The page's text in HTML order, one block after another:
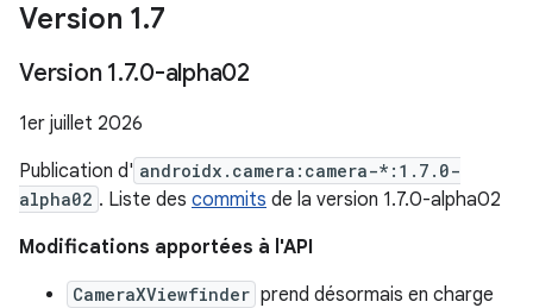
Version 1.7
Version 1.7.0-alpha02
1er juillet 2026
Publication d' androidx.camera:camera-*:1.7.0-
alpha02 . Liste des commits de la version 1.7.0-alpha02
Modifications apportées à l'API
CameraXViewfinder prend désormais en charge